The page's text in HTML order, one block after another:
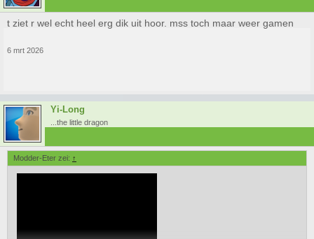
t ziet r wel echt heel erg dik uit hoor. mss toch maar weer gamen
6 mrt 2026
Yi-Long
...the little dragon
Modder-Eter zei: ↑